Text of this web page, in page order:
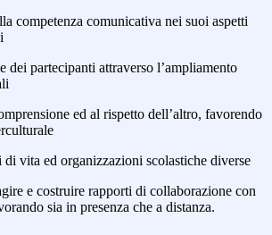
competenza comunicativa nei suoi aspetti
dei partecipanti attraverso l’ampliamento
ed al rispetto dell’altro, favorendo
vita ed organizzazioni scolastiche diverse
e costruire rapporti di collaborazione con
sia in presenza che a distanza.